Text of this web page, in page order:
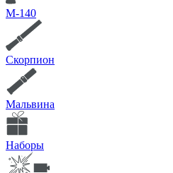
М-140
Скорпион
Мальвина
Наборы